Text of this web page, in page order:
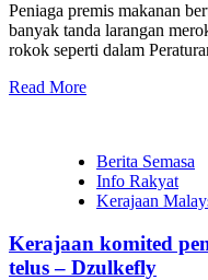
Peniaga premis makanan
banyak tanda larangan
rokok seperti dalam
Read More
Berita Semasa
Info Rakyat
Kerajaan
Kerajaan komited
telus – Dzulkefly